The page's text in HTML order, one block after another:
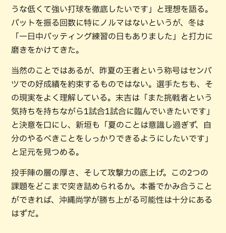
うな低くて強い打球を徹底したいです」と理想を語る。
バットを振る回数に特にノルマはないというが、冬は
「一日中バッティング練習の日もありました」と打力に
磨きをかけてきた。
当然のことではあるが、昨夏の王者という称号はセンバ
ツでの好成績を約束するものではない。選手たちも、そ
の現実をよく理解している。末吉は「また挑戦者という
気持ちを持ちながら1試合1試合に臨んでいきたいです」
と決意を口にし、新垣も「夏のことは意識し過ぎず、自
分のやるべきことをしっかりできるようにしたいです」
と足元を見つめる。
投手陣の層の厚さ、そして攻撃力の底上げ。この2つの
課題をどこまで突き詰められるか。本番でかみ合うこと
ができれば、沖縄尚学が勝ち上がる可能性は十分にある
はずだ。